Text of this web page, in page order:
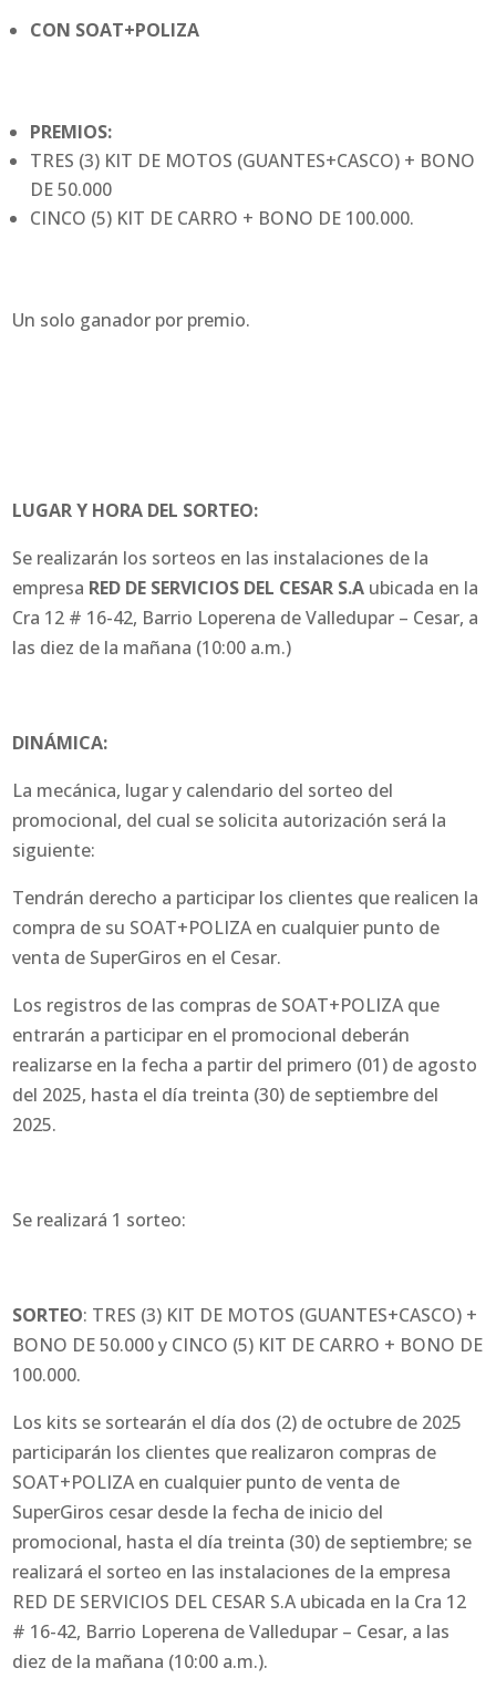
CON SOAT+POLIZA
PREMIOS:
TRES (3) KIT DE MOTOS (GUANTES+CASCO) + BONO
DE 50.000
CINCO (5) KIT DE CARRO + BONO DE 100.000.
Un solo ganador por premio.
LUGAR Y HORA DEL SORTEO:
Se realizarán los sorteos en las instalaciones de la
empresa RED DE SERVICIOS DEL CESAR S.A ubicada en la
Cra 12 # 16-42, Barrio Loperena de Valledupar – Cesar, a
las diez de la mañana (10:00 a.m.)
DINÁMICA:
La mecánica, lugar y calendario del sorteo del
promocional, del cual se solicita autorización será la
siguiente:
Tendrán derecho a participar los clientes que realicen la
compra de su SOAT+POLIZA en cualquier punto de
venta de SuperGiros en el Cesar.
Los registros de las compras de SOAT+POLIZA que
entrarán a participar en el promocional deberán
realizarse en la fecha a partir del primero (01) de agosto
del 2025, hasta el día treinta (30) de septiembre del
2025.
Se realizará 1 sorteo:
SORTEO: TRES (3) KIT DE MOTOS (GUANTES+CASCO) +
BONO DE 50.000 y CINCO (5) KIT DE CARRO + BONO DE
100.000.
Los kits se sortearán el día dos (2) de octubre de 2025
participarán los clientes que realizaron compras de
SOAT+POLIZA en cualquier punto de venta de
SuperGiros cesar desde la fecha de inicio del
promocional, hasta el día treinta (30) de septiembre; se
realizará el sorteo en las instalaciones de la empresa
RED DE SERVICIOS DEL CESAR S.A ubicada en la Cra 12
# 16-42, Barrio Loperena de Valledupar – Cesar, a las
diez de la mañana (10:00 a.m.).